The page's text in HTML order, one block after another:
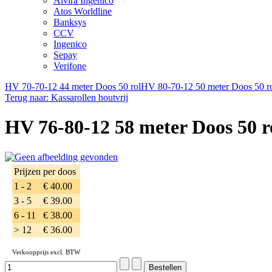
Atos Worldline
Banksys
CCV
Ingenico
Sepay
Verifone
HV 70-70-12 44 meter Doos 50 rolHV 80-70-12 50 meter Doos 50
Terug naar: Kassarollen houtvrij
HV 76-80-12 58 meter Doos 50
Prijzen per doos
1 - 2
€ 40.00
3 - 5
€ 39.00
6 - 11
€ 38.00
> 12
€ 36.00
Verkoopprijs excl. BTW